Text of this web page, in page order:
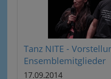
Tanz NITE -
Ensemblemitglieder
17.09.2014